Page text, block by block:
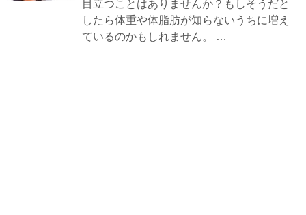
目立つことはありませんか？もしそうだと
したら体重や体脂肪が知らないうちに増え
ているのかもしれません。 …